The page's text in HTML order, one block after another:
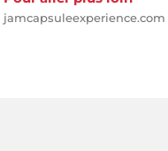
jamcapsuleexperience.com